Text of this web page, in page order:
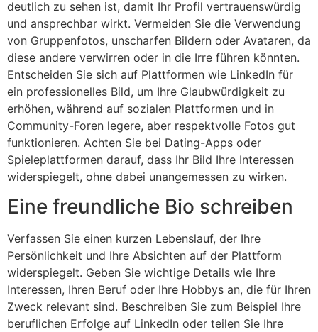
deutlich zu sehen ist, damit Ihr Profil vertrauenswürdig
und ansprechbar wirkt. Vermeiden Sie die Verwendung
von Gruppenfotos, unscharfen Bildern oder Avataren, da
diese andere verwirren oder in die Irre führen könnten.
Entscheiden Sie sich auf Plattformen wie LinkedIn für
ein professionelles Bild, um Ihre Glaubwürdigkeit zu
erhöhen, während auf sozialen Plattformen und in
Community-Foren legere, aber respektvolle Fotos gut
funktionieren. Achten Sie bei Dating-Apps oder
Spieleplattformen darauf, dass Ihr Bild Ihre Interessen
widerspiegelt, ohne dabei unangemessen zu wirken.
Eine freundliche Bio schreiben
Verfassen Sie einen kurzen Lebenslauf, der Ihre
Persönlichkeit und Ihre Absichten auf der Plattform
widerspiegelt. Geben Sie wichtige Details wie Ihre
Interessen, Ihren Beruf oder Ihre Hobbys an, die für Ihren
Zweck relevant sind. Beschreiben Sie zum Beispiel Ihre
beruflichen Erfolge auf LinkedIn oder teilen Sie Ihre